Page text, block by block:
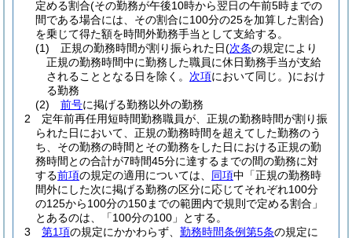
定める割合(その勤務が午後10時から翌日の午前5時までの
間である場合には、その割合に100分の25を加算した割合)
を乗じて得た額を時間外勤務手当として支給する。
(1)
正規の勤務時間が割り振られた日(次条の規定により
正規の勤務時間中に勤務した職員に休日勤務手当が支給
されることとなる日を除く。 次項において同じ。)におけ
る勤務
(2)
前号に掲げる勤務以外の勤務
2
定年前再任用短時間勤務職員が、正規の勤務時間が割り振
られた日において、正規の勤務時間を超えてした勤務のう
ち、その勤務の時間とその勤務をした日における正規の勤
務時間との合計が7時間45分に達するまでの間の勤務に対
する前項の規定の適用については、 同項中「正規の勤務時
間外にした次に掲げる勤務の区分に応じてそれぞれ100分
の125から100分の150までの範囲内で規則で定める割合」
とあるのは、「100分の100」とする。
3
第1項の規定にかかわらず、 勤務時間条例第5条の規定に